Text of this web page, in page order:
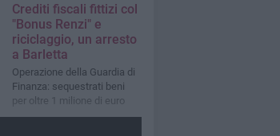
Crediti fiscali fittizi col
"Bonus Renzi" e
riciclaggio, un arresto
a Barletta
Operazione della Guardia di
Finanza: sequestrati beni
per oltre 1 milione di euro